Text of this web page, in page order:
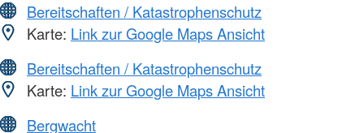
Bereitschaften / Katastrophenschutz
Karte: Link zur Google Maps Ansicht
Bereitschaften / Katastrophenschutz
Karte: Link zur Google Maps Ansicht
Bergwacht